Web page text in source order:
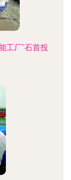
工厂"石首投